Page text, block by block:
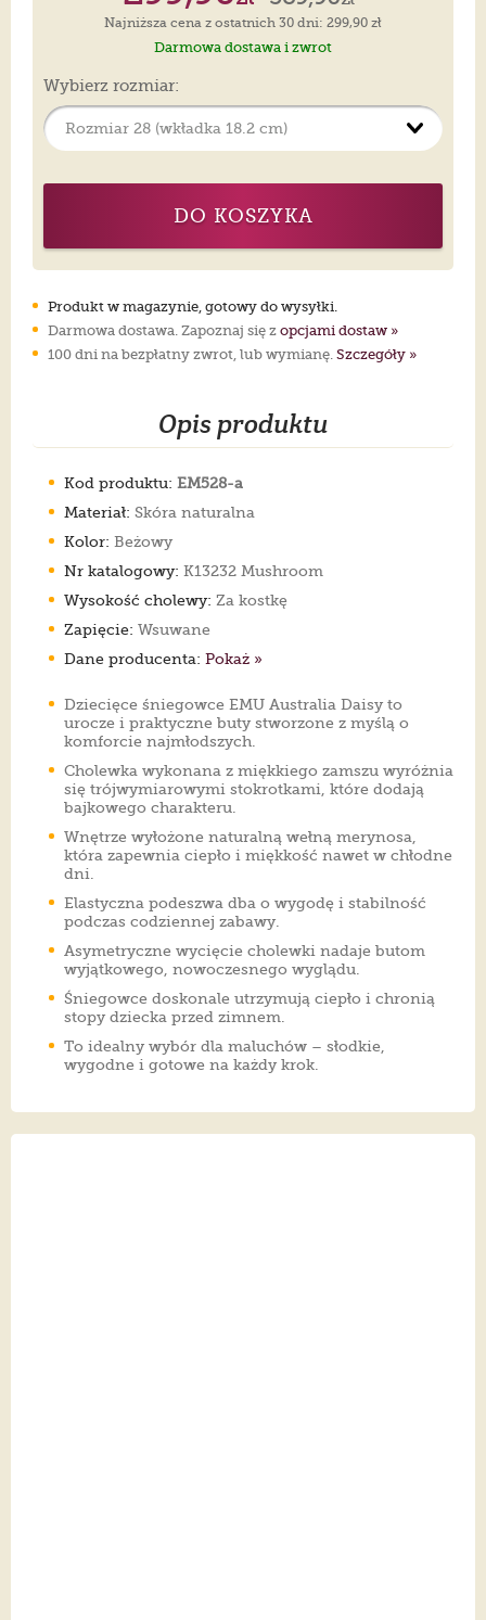
Najniższa cena z ostatnich 30 dni: 299,90 zł
Darmowa dostawa i zwrot
Wybierz rozmiar:
DO KOSZYKA
Produkt w magazynie, gotowy do wysyłki.
Darmowa dostawa. Zapoznaj się z opcjami dostaw »
100 dni na bezpłatny zwrot, lub wymianę. Szczegóły »
Opis produktu
Kod produktu: EM528-a
Materiał: Skóra naturalna
Kolor: Beżowy
Nr katalogowy: K13232 Mushroom
Wysokość cholewy: Za kostkę
Zapięcie: Wsuwane
Dane producenta: Pokaż »
Dziecięce śniegowce EMU Australia Daisy to
urocze i praktyczne buty stworzone z myślą o
komforcie najmłodszych.
Cholewka wykonana z miękkiego zamszu wyróżnia
się trójwymiarowymi stokrotkami, które dodają
bajkowego charakteru.
Wnętrze wyłożone naturalną wełną merynosa,
która zapewnia ciepło i miękkość nawet w chłodne
dni.
Elastyczna podeszwa dba o wygodę i stabilność
podczas codziennej zabawy.
Asymetryczne wycięcie cholewki nadaje butom
wyjątkowego, nowoczesnego wyglądu.
Śniegowce doskonale utrzymują ciepło i chronią
stopy dziecka przed zimnem.
To idealny wybór dla maluchów – słodkie,
wygodne i gotowe na każdy krok.